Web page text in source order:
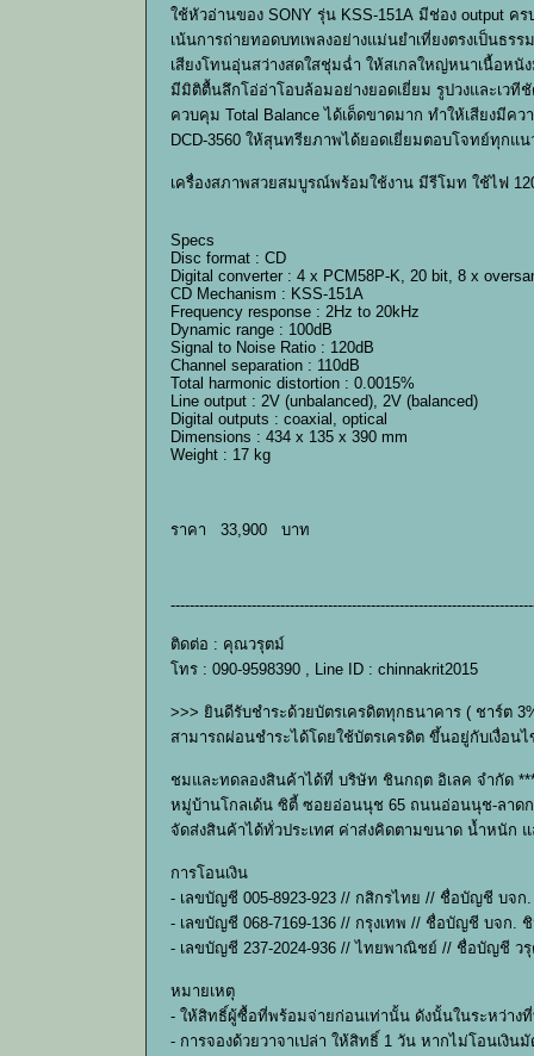
ใช้หัวอ่านของ SONY รุ่น KSS-151A มีช่อง output ค
เน้นการถ่ายทอดบทเพลงอย่างแม่นยำเที่ยงตรงเป็นธร
เสียงโทนอุ่นสว่างสดใสชุ่มฉ่ำ ให้สเกลใหญ่หนาเนื้อหนั
มีมิติตื้นลึกโอ่อ่าโอบล้อมอย่างยอดเยี่ยม รูปวงและเว
ควบคุม Total Balance ได้เด็ดขาดมาก ทำให้เสียงมีค
DCD-3560 ให้สุนทรียภาพได้ยอดเยี่ยมตอบโจทย์ทุกแ
เครื่องสภาพสวยสมบูรณ์พร้อมใช้งาน มีรีโมท ใช้ไฟ
Specs
Disc format : CD
Digital converter : 4 x PCM58P-K, 20 bit, 8 x
CD Mechanism : KSS-151A
Frequency response : 2Hz to 20kHz
Dynamic range : 100dB
Signal to Noise Ratio : 120dB
Channel separation : 110dB
Total harmonic distortion : 0.0015%
Line output : 2V (unbalanced), 2V (balanced)
Digital outputs : coaxial, optical
Dimensions : 434 x 135 x 390 mm
Weight : 17 kg
ราคา 33,900 บาท
ติดต่อ : คุณวรุตม์
โทร : 090-9598390 , Line ID : chinnakrit2015
>>> ยินดีรับชำระด้วยบัตรเครดิตทุกธนาคาร ( ชาร์ต
สามารถผ่อนชำระได้โดยใช้บัตรเครดิต ขึ้นอยู่กับเงื่อน
ชมและทดลองสินค้าได้ที่ บริษัท ชินกฤต อิเลค จำกัด
หมู่บ้านโกลเด้น ซิตี้ ซอยอ่อนนุช 65 ถนนอ่อนนุช-ลาดก
จัดส่งสินค้าได้ทั่วประเทศ ค่าส่งคิดตามขนาด น้ำหนัก แ
การโอนเงิน
- เลขบัญชี 005-8923-923 // กสิกรไทย // ชื่อบัญชี บจก
- เลขบัญชี 068-7169-136 // กรุงเทพ // ชื่อบัญชี บจก.
- เลขบัญชี 237-2024-936 // ไทยพาณิชย์ // ชื่อบัญชี ว
หมายเหตุ
- ให้สิทธิ์ผู้ซื้อที่พร้อมจ่ายก่อนเท่านั้น ดังนั้นในระหว่าง
- การจองด้วยวาจาเปล่า ให้สิทธิ์ 1 วัน หากไม่โอนเงิ